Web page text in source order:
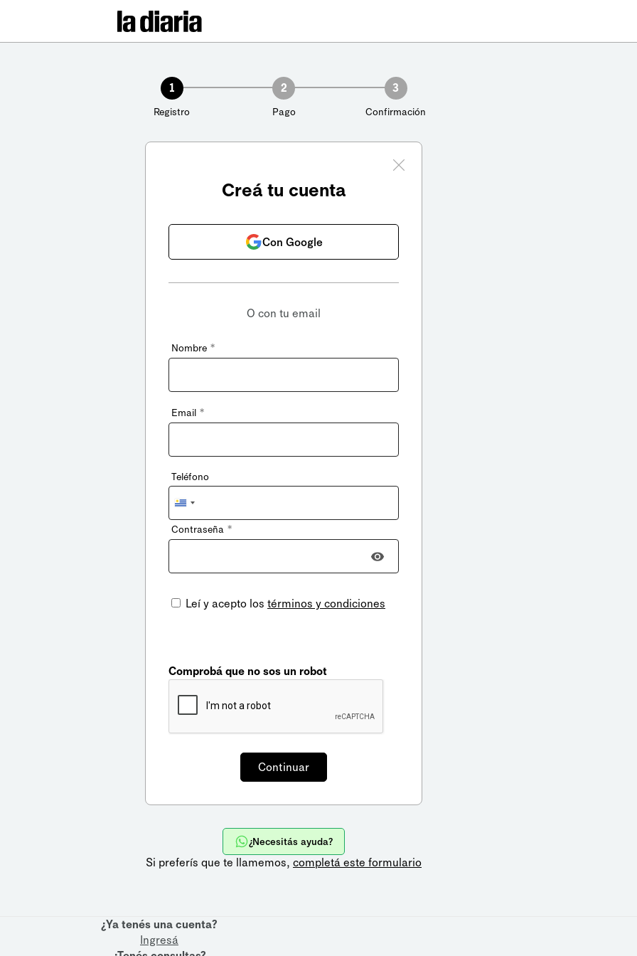
1
Registro
2
Pago
3
Confirmación
Creá tu cuenta
Con Google
O con tu email
Nombre *
Email *
Teléfono
Uruguay
+598
Contraseña *
Leí y acepto los términos y condiciones
Comprobá que no sos un robot
¿Necesitás ayuda?
Si preferís que te llamemos, completá este formulario
¿Ya tenés una cuenta?
Ingresá